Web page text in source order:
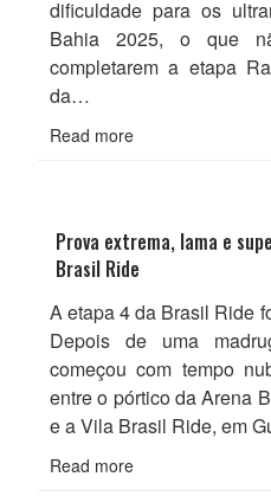
dificuldade para os
Bahia 2025, o que
completarem a etapa
da…
Read more
Prova extrema, lama e
Brasil Ride
A etapa 4 da Brasil Ride
Depois de uma
começou com tempo
entre o pórtico da Arena
e a Vila Brasil Ride, em
Read more